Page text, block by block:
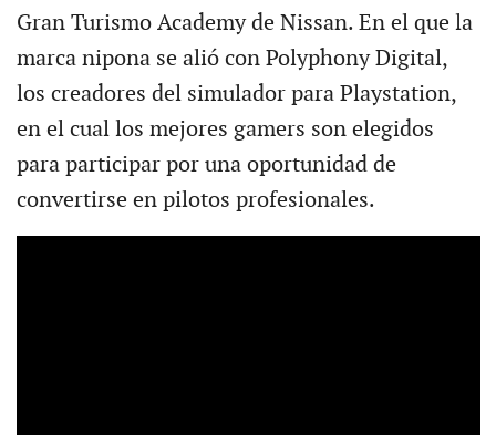
Gran Turismo Academy de Nissan. En el que la
marca nipona se alió con Polyphony Digital,
los creadores del simulador para Playstation,
en el cual los mejores gamers son elegidos
para participar por una oportunidad de
convertirse en pilotos profesionales.